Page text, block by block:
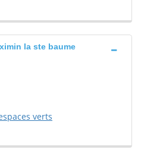
la ste baume
verts